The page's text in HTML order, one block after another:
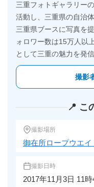
三重フォトギャラリー
活動し、三重県の自治
三重県ブースに写真を提
ォロワー数は15万人以
として三重の魅力を発信
撮影
📍 こ
撮影場所
御在所ロープウエイ
撮影日時
2017年11月3日 11時